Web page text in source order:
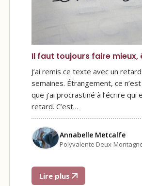
Il faut toujours faire mieux,
J’ai remis ce texte avec un
semaines. Étrangement, ce
que j’ai procrastiné à l’écrire qui
retard. C’est…
Annabelle Metcalfe
Polyvalente Deux-
Lire plus